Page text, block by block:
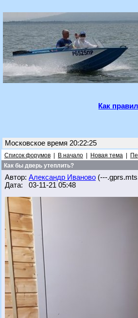
Как
Московское время 20:22:25
Список форумов В начало Новая тема
Как бы дверь утеплить?
Автор: Александр Иваново (---
Дата: 03-11-21 05:48